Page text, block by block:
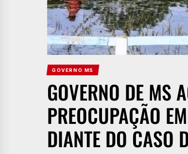
GOVERNO MS
GOVERNO DE MS
PREOCUPAÇÃO
DIANTE DO CASO